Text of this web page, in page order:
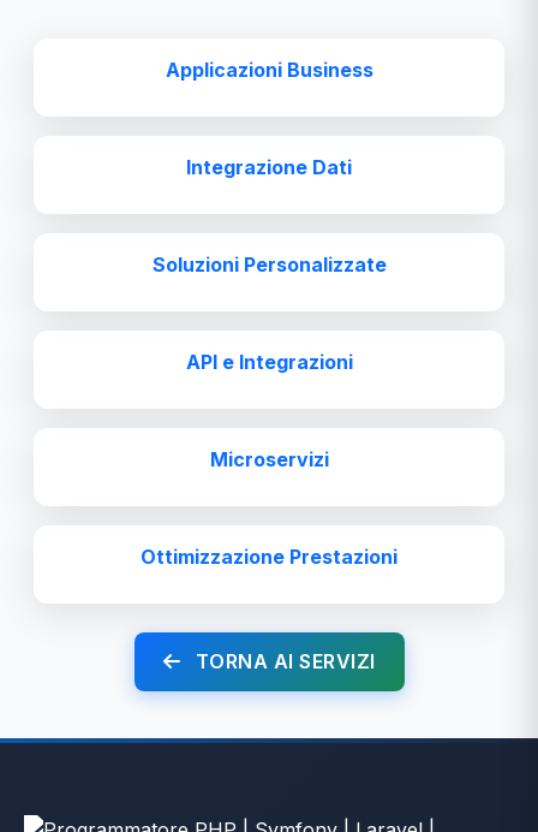
Applicazioni Business
Integrazione Dati
Soluzioni Personalizzate
API e Integrazioni
Microservizi
Ottimizzazione Prestazioni
TORNA AI SERVIZI